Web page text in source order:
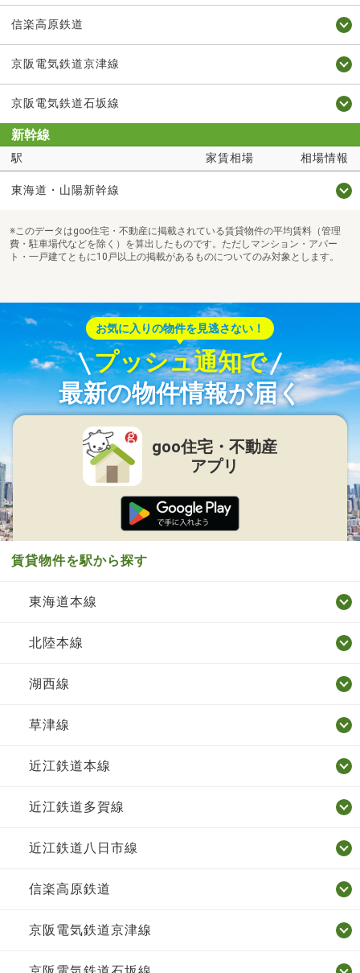
信楽高原鉄道
京阪電気鉄道京津線
京阪電気鉄道石坂線
新幹線
駅 家賃相場 相場情報
東海道・山陽新幹線
※このデータはgoo住宅・不動産に掲載されている賃貸物件の平均賃料（管理
費・駐車場代などを除く）を算出したものです。ただしマンション・アパー
ト・一戸建てともに10戸以上の掲載があるものについてのみ対象とします。
お気に入りの物件を見逃さない！
プッシュ通知で
最新の物件情報が届く
goo住宅・不動産
アプリ
賃貸物件を駅から探す
東海道本線
北陸本線
湖西線
草津線
近江鉄道本線
近江鉄道多賀線
近江鉄道八日市線
信楽高原鉄道
京阪電気鉄道京津線